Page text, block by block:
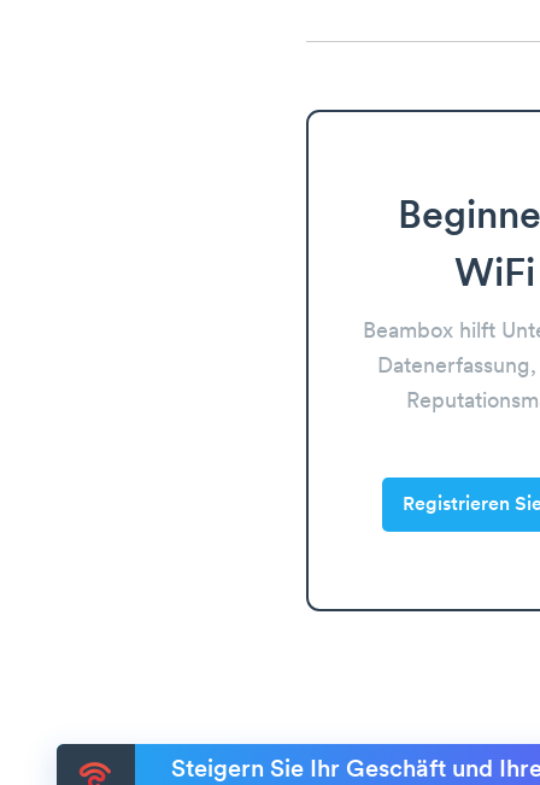
Beambox hilft
Registrieren
Steigern Sie Ihr Geschäft und